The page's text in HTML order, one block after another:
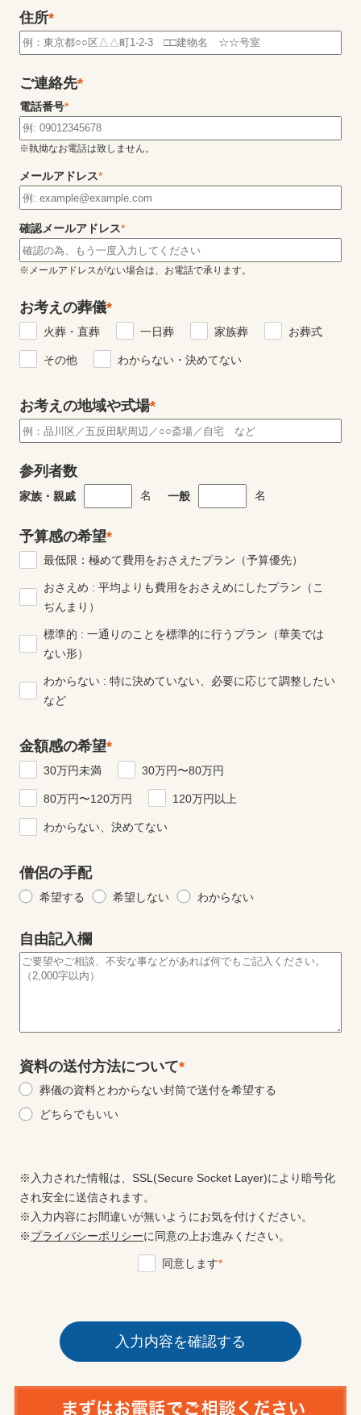
住所*
ご連絡先*
電話番号*
※執拗なお電話は致しません。
メールアドレス*
確認メールアドレス*
※メールアドレスがない場合は、お電話で承ります。
お考えの葬儀*
火葬・直葬 一日葬 家族葬 お葬式
その他 わからない・決めてない
お考えの地域や式場*
参列者数
家族・親戚 名 一般 名
予算感の希望*
最低限：極めて費用をおさえたプラン（予算優先）
おさえめ : 平均よりも費用をおさえめにしたプラン（こ
ぢんまり）
標準的 : 一通りのことを標準的に行うプラン（華美では
ない形）
わからない : 特に決めていない、必要に応じて調整したい
など
金額感の希望*
30万円未満 30万円〜80万円
80万円〜120万円 120万円以上
わからない、決めてない
僧侶の手配
希望する 希望しない わからない
自由記入欄
資料の送付方法について*
葬儀の資料とわからない封筒で送付を希望する
どちらでもいい
※入力された情報は、SSL(Secure Socket Layer)により暗号化
され安全に送信されます。
※入力内容にお間違いが無いようにお気を付けください。
※プライバシーポリシーに同意の上お進みください。
同意します*